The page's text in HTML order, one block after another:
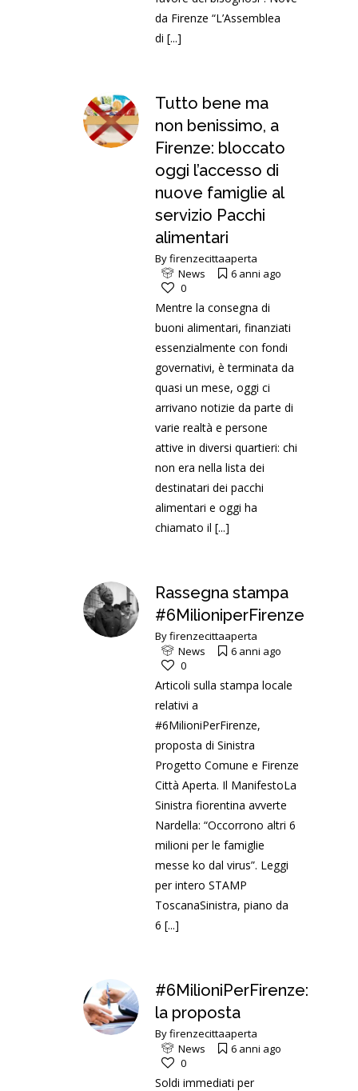
da Firenze “L’Assemblea
di [...]
Tutto bene ma
non benissimo, a
Firenze: bloccato
oggi l’accesso di
nuove famiglie al
servizio Pacchi
alimentari
Byfirenzecittaaperta
News
6 anni ago
0
Mentre la consegna di
buoni alimentari, finanziati
essenzialmente con fondi
governativi, è terminata da
quasi un mese, oggi ci
arrivano notizie da parte di
varie realtà e persone
attive in diversi quartieri: chi
non era nella lista dei
destinatari dei pacchi
alimentari e oggi ha
chiamato il [...]
Rassegna stampa
#6MilioniperFirenze
Byfirenzecittaaperta
News
6 anni ago
0
Articoli sulla stampa locale
relativi a
#6MilioniPerFirenze,
proposta di Sinistra
Progetto Comune e Firenze
Città Aperta. Il ManifestoLa
Sinistra fiorentina avverte
Nardella: “Occorrono altri 6
milioni per le famiglie
messe ko dal virus”. Leggi
per intero STAMP
ToscanaSinistra, piano da
6 [...]
#6MilioniPerFirenze:
la proposta
Byfirenzecittaaperta
News
6 anni ago
0
Soldi immediati per